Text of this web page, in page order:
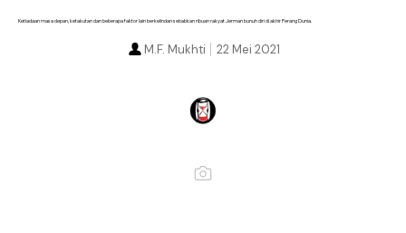
Ketiadaan masa depan, ketakutan dan beberapa faktor lain berkelindan sebabkan ribuan rakyat Jerman bunuh diri di akhir Perang Dunia.
22 Mei 2021
M.F. Mukhti